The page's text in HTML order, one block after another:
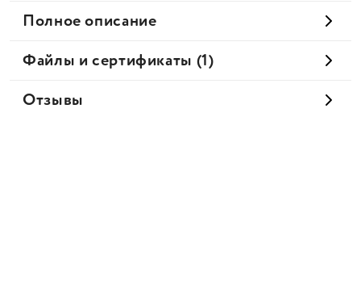
Полное описание
Файлы и сертификаты (1)
Отзывы